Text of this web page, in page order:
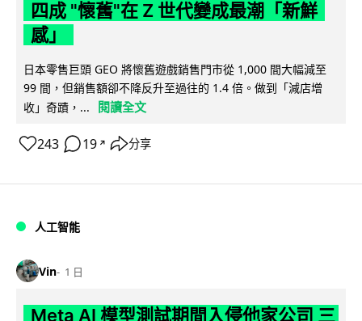
四成 "懷舊"在 Z 世代變成最潮「新鮮
感」
日本零售巨頭 GEO 將懷舊遊戲銷售門市從 1,000 間大幅減至
99 間，但銷售額卻不降反升至過往的 1.4 倍。做到「減店增
收」奇蹟，...
閱讀全文
243 19 ↗ 分享
人工智能
Vin 1 日
Meta AI 模型測試期間入侵他家公司 三